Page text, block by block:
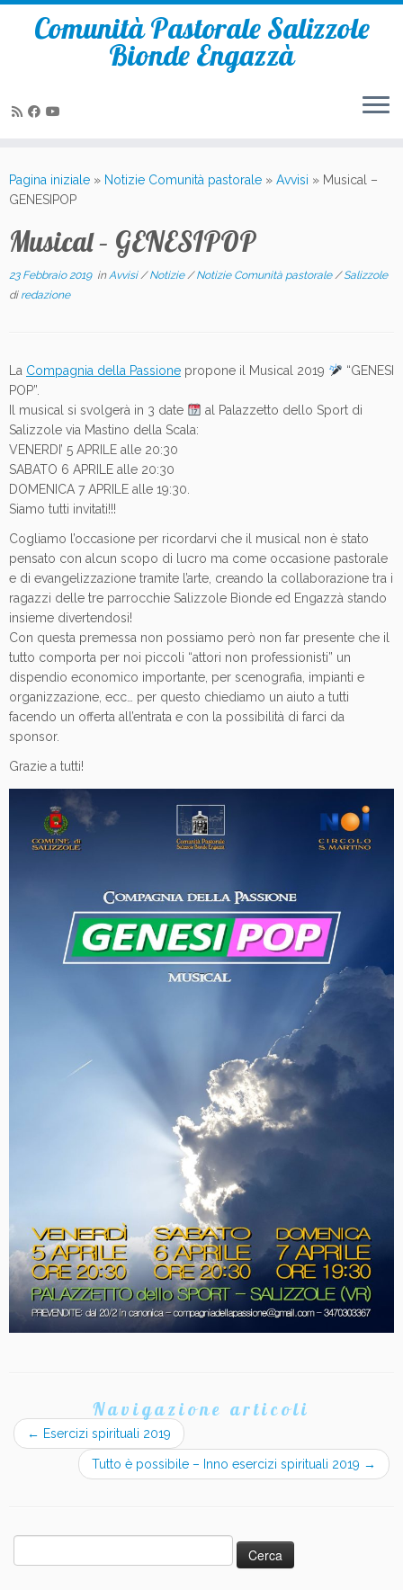
contenuto
Comunità Pastorale Salizzole
Bionde Engazzà
Pagina iniziale » Notizie Comunità pastorale » Avvisi » Musical –
GENESIPOP
Musical – GENESIPOP
23 Febbraio 2019inAvvisi/Notizie/Notizie Comunità pastorale/Salizzole
di redazione
La Compagnia della Passione propone il Musical 2019
“GENESI
POP”.
Il musical si svolgerà in 3 date
al Palazzetto dello Sport di
Salizzole via Mastino della Scala:
VENERDI’ 5 APRILE alle 20:30
SABATO 6 APRILE alle 20:30
DOMENICA 7 APRILE alle 19:30.
Siamo tutti invitati!!!
Cogliamo l’occasione per ricordarvi che il musical non è stato
pensato con alcun scopo di lucro ma come occasione pastorale
e di evangelizzazione tramite l’arte, creando la collaborazione tra i
ragazzi delle tre parrocchie Salizzole Bionde ed Engazzà stando
insieme divertendosi!
Con questa premessa non possiamo però non far presente che il
tutto comporta per noi piccoli “attori non professionisti” un
dispendio economico importante, per scenografia, impianti e
organizzazione, ecc… per questo chiediamo un aiuto a tutti
facendo un offerta all’entrata e con la possibilità di farci da
sponsor.
Grazie a tutti!
Navigazione articoli
← Esercizi spirituali 2019
Tutto è possibile – Inno esercizi spirituali 2019 →
per: